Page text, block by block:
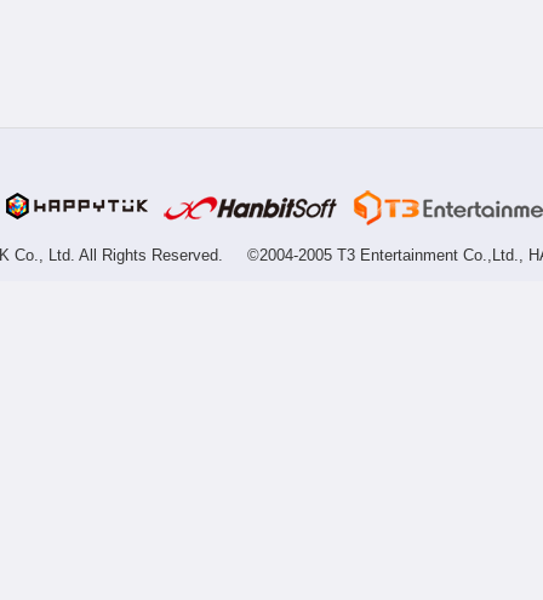
Co., Ltd. All Rights Reserved. ©2004-2005 T3 Entertainment Co.,Ltd.,